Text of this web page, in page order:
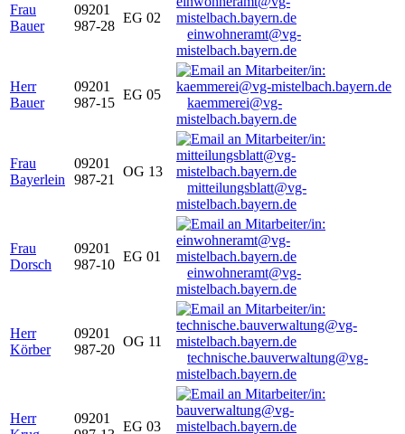
Frau
Bauer
09201
987-28
EG 02
einwohneramt@vg-
mistelbach.bayern.de
Herr
Bauer
09201
987-15
EG 05
kaemmerei@vg-
mistelbach.bayern.de
Frau
Bayerlein
09201
987-21
OG 13
mitteilungsblatt@vg-
mistelbach.bayern.de
Frau
Dorsch
09201
987-10
EG 01
einwohneramt@vg-
mistelbach.bayern.de
Herr
Körber
09201
987-20
OG 11
technische.bauverwaltung@vg-
mistelbach.bayern.de
Herr
09201
EG 03